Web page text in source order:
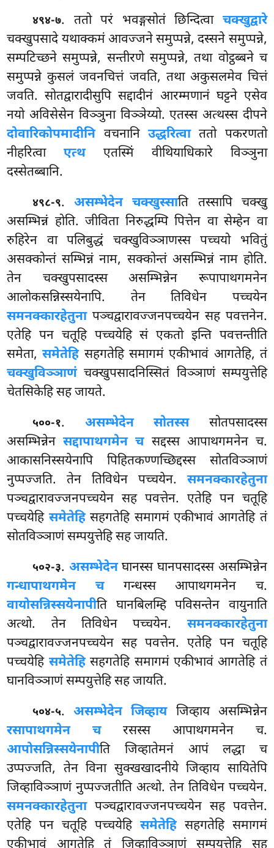
४९४-७. ततो परं भवङ्गसोतं छिन्दित्वा चक्खुद्वारे
चक्खुपसादे यथाक्कमं आवज्जने समुप्पन्ने, दस्सने समुप्पन्ने,
सम्पटिच्छने समुप्पन्ने, सन्तीरणे समुप्पन्ने, तथा वोट्ठब्बने च
समुप्पन्ने कुसलं जवनचित्तं जवति, तथा अकुसलमेव चित्तं
जवति. सोतद्वारादीसुपि सद्दादीनं आरम्मणानं घट्टने एसेव
नयो अविसेसेन विञ्ञुना विञ्ञेय्यो. एतस्स अत्थस्स दीपने
दोवारिकोपमादीनिवचनानि उद्धरित्वाततो पकरणतो
नीहरित्वाएत्थएतस्मिं वीथियाधिकारे विञ्ञुना
दस्सेतब्बानि.
४९८-९.असम्भेदेन चक्खुस्साति तस्सापि चक्खु
असम्भिन्नं होति. जीविता निरुद्धम्पि पित्तेन वा सेम्हेन वा
रुहिरेन वा पलिबुद्धं चक्खुविञ्ञाणस्स पच्चयो भवितुं
असक्कोन्तं सम्भिन्नं नाम, सक्कोन्तं असम्भिन्नं नाम होति.
तेन चक्खुपसादस्स असम्भिन्नेन रूपापाथगमनेन
आलोकसन्निस्सयेनापि. तेन तिविधेन पच्चयेन
समनक्कारहेतुनापञ्चद्वारावज्जनपच्चयेन सह पवत्तनेन.
एतेहि पन चतूहि पच्चयेहि सं एकतो इन्ति पवत्तन्तीति
समेता,समेतेहिसहगतेहि समागमं एकीभावं आगतेहि, तं
चक्खुविञ्ञाणंचक्खुपसादनिस्सितं विञ्ञाणं सम्पयुत्तेहि
चेतसिकेहि सह जायते.
५००-१. असम्भेदेन सोतस्ससोतपसादस्स
असम्भिन्नेनसद्दापाथगमेन चसद्दस्स आपाथगमनेन च.
आकासनिस्सयेनापि पिहितकण्णच्छिद्दस्स सोतविञ्ञाणं
नुप्पज्जति. तेन तिविधेन पच्चयेन. समनक्कारहेतुना
पञ्चद्वारावज्जनपच्चयेन सह पवत्तेन. एतेहि पन चतूहि
पच्चयेहि समेतेहिसहगतेहि समागमं एकीभावं आगतेहि तं
सोतविञ्ञाणं सम्पयुत्तेहि सह जायति.
५०२-३. असम्भेदेनघानस्स घानपसादस्स असम्भिन्नेन
गन्धापाथगमेन चगन्धस्स आपाथगमनेन च.
वायोसन्निस्सयेनापीति घानबिलम्हि पविसन्तेन वायुनाति
अत्थो. तेन तिविधेन पच्चयेन. समनक्कारहेतुना
पञ्चद्वारावज्जनपच्चयेन सह पवत्तेन. एतेहि पन चतूहि
पच्चयेहि समेतेहिसहगतेहि समागमं एकीभावंआगतेहि तं
घानविञ्ञाणं सम्पयुत्तेहि सह जायति.
५०४-५.असम्भेदेन जिव्हायजिव्हाय असम्भिन्नेन
रसापाथगमेन चरसस्स आपाथगमनेन च.
आपोसन्निस्सयेनापीति जिव्हातेमनं आपं लद्धा च
उप्पज्जति, तेन विना सुक्खखादनीये जिव्हाय सायितेपि
जिव्हाविञ्ञाणं नुप्पज्जतीति अत्थो. तेन तिविधेन पच्चयेन.
समनक्कारहेतुनापञ्चद्वारावज्जनपच्चयेन सह पवत्तेन.
एतेहि पन चतूहि पच्चयेहि समेतेहिसहगतेहि समागमं